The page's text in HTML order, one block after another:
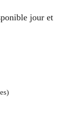
jour et